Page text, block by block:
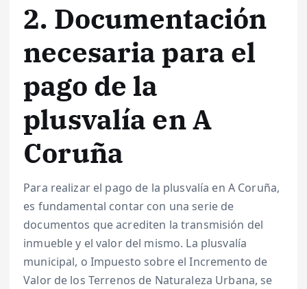
2. Documentación
necesaria para el
pago de la
plusvalía en A
Coruña
Para realizar el pago de la plusvalía en A Coruña,
es fundamental contar con una serie de
documentos que acrediten la transmisión del
inmueble y el valor del mismo. La plusvalía
municipal, o Impuesto sobre el Incremento de
Valor de los Terrenos de Naturaleza Urbana, se